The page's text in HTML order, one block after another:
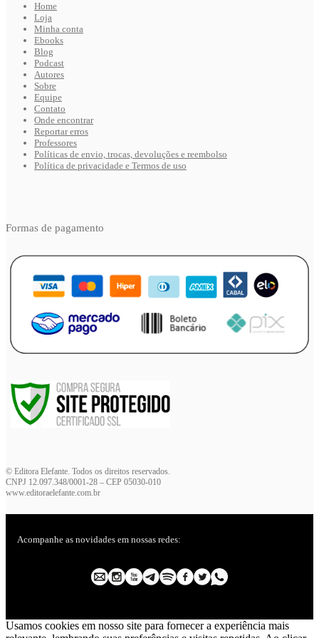
Home
Loja
Minha conta
Ebooks
Blog
Podcast
Autores
Sobre
Equipe
Contato
Onde encontrar
Reportar erros
Professores
Políticas de envio, trocas, devoluções e reembolso
Política de privacidade e Termos de uso
Formas de pagamento
© Editora Elefante. Todos os direitos reservados.
CNPJ 12.097.348/0001-28 – CEP 05030-010
www.editoraelefante.com.br
Acompanhe as novidades em nossas redes:
Usamos cookies em nosso site para fornecer a experiência mais